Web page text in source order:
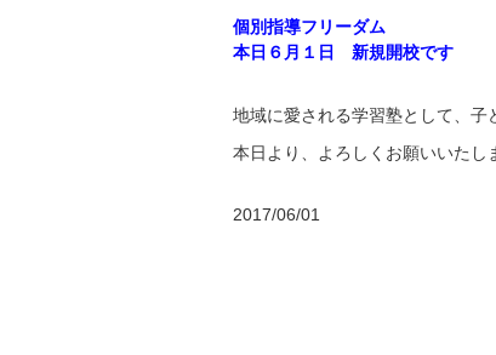
個別指導フリーダム
本日６月１日 新規開校です
地域に愛される学習塾として、
本日より、よろしくお願いいたし
2017/06/01